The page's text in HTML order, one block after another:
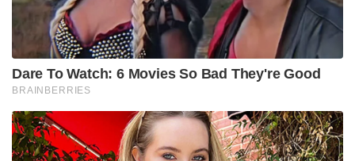
Dare To Watch: 6 Movies So Bad They're Good
BRAINBERRIES